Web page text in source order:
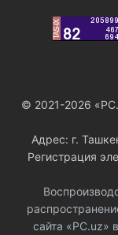
© 2021-2026
Адрес: г.
Регистрация
сайта «PC.uz»